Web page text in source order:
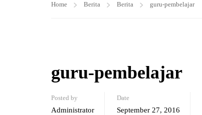
Home Berita Berita guru-pembelajar
guru-pembelajar
Posted by
Administrator
Date
September 27, 2016